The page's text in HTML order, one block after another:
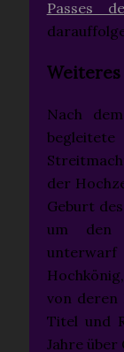
Passes
Weiteres
Nach
der
Geburt des
um den
unterwarf
von deren
Titel und
Jahre über